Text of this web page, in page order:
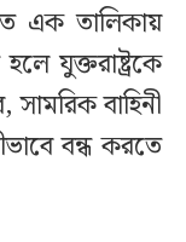
এক তালিকায়
যুক্তরাষ্ট্রকে
বাহিনী
বন্ধ করতে